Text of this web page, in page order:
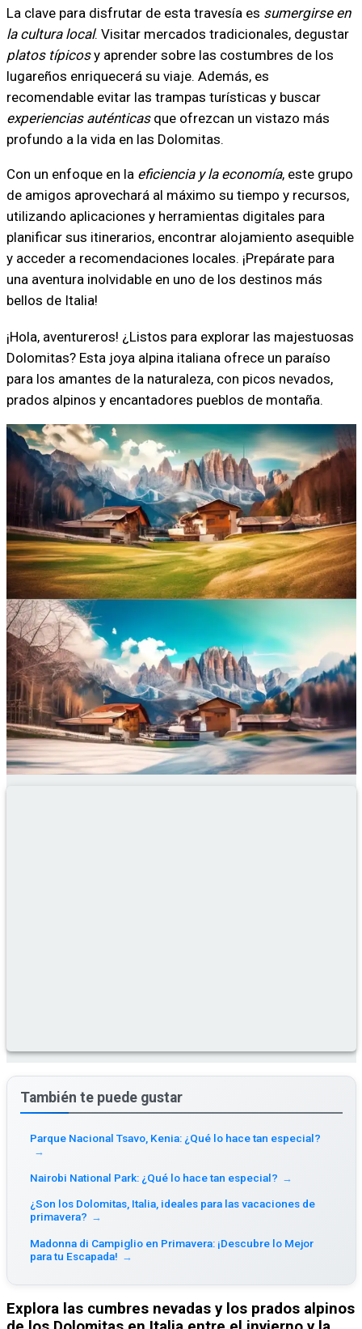
La clave para disfrutar de esta travesía es sumergirse en
la cultura local. Visitar mercados tradicionales, degustar
platos típicosy aprender sobre las costumbres de los
lugareños enriquecerá su viaje. Además, es
recomendable evitar las trampas turísticas y buscar
experiencias auténticasque ofrezcan un vistazo más
profundo a la vida en las Dolomitas.
Con un enfoque en la eficiencia y la economía, este grupo
de amigos aprovechará al máximo su tiempo y recursos,
utilizando aplicaciones y herramientas digitales para
planificar sus itinerarios, encontrar alojamiento asequible
y acceder a recomendaciones locales. ¡Prepárate para
una aventura inolvidable en uno de los destinos más
bellos de Italia!
¡Hola, aventureros! ¿Listos para explorar las majestuosas
Dolomitas? Esta joya alpina italiana ofrece un paraíso
para los amantes de la naturaleza, con picos nevados,
prados alpinos y encantadores pueblos de montaña.
También te puede gustar
Parque Nacional Tsavo, Kenia: ¿Qué lo hace tan especial?
→
Nairobi National Park: ¿Qué lo hace tan especial? →
¿Son los Dolomitas, Italia, ideales para las vacaciones de
primavera? →
Madonna di Campiglio en Primavera: ¡Descubre lo Mejor
para tu Escapada! →
Explora las cumbres nevadas y los prados alpinos